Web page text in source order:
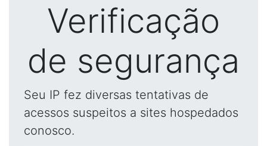
Verificação
de segurança
Seu IP fez diversas tentativas de
acessos suspeitos a sites hospedados
conosco.